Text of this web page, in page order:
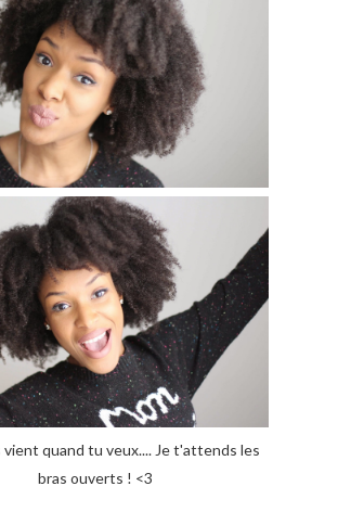
vient quand tu veux.... Je t'attends les
bras ouverts ! <3